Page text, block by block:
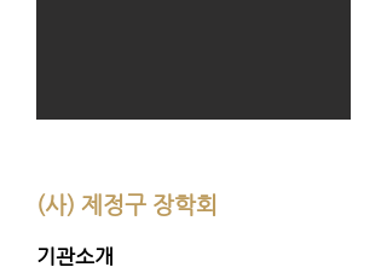
(사) 제정구 장학회
기관소개